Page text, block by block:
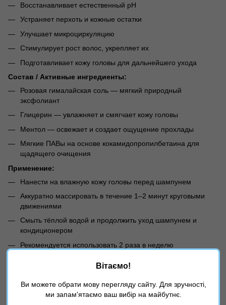
Восстанавливает естественный pH
Устраняет перхоть и кожные остатки
Улучшает микроциркуляцию
Стимулирует рост волос, укрепляет их
Подготавливает кожу головы для дальнейшего ухода
Состав / Активные ингредиенты:
Розовая гималайская соль — мягкий природный
эксфолиант
Глицерин — увлажняет и смягчает кожу головы
Ментол — освежает и создает ощущение прохлады
Мягкие ПАВы на основе кокамидопропилбетаина для
щадящего очищения
Применение:
Нанести на влажную кожу головы перед шампунем
Аккуратно массировать в течение 1–2 минут круговыми
движениями
Смыть тёплой водой и продолжить уход шампунем и
кондиционером
Рекомендуется использовать 2 раза в неделю
Испания
Вітаємо!
Ви можете обрати мову перегляду сайту. Для зручності,
ми запам'ятаємо ваш вибір на майбутнє.